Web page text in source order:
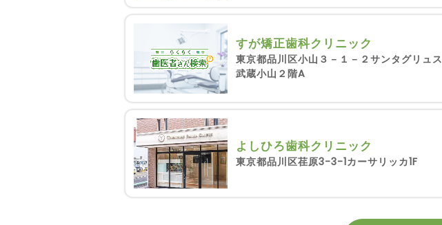
すが矯正歯科クリニック
東京都品川区小山３－１－２サンタグリュス
武蔵小山２階A
よしひろ歯科クリニック
東京都品川区荏原3-3-1カーサリッカ1F